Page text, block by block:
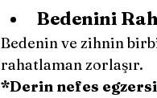
Bedenini
Bedenin ve zihnin
rahatlaman zorlaşır.
*Derin nefes